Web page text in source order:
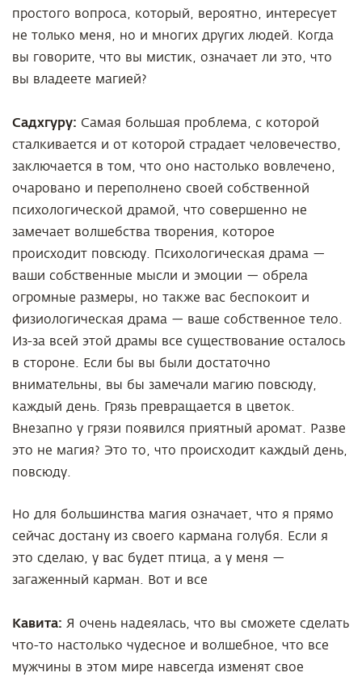
простого вопроса, который, вероятно, интересует
не только меня, но и многих других людей. Когда
вы говорите, что вы мистик, означает ли это, что
вы владеете магией?
Садхгуру: Самая большая проблема, с которой
сталкивается и от которой страдает человечество,
заключается в том, что оно настолько вовлечено,
очаровано и переполнено своей собственной
психологической драмой, что совершенно не
замечает волшебства творения, которое
происходит повсюду. Психологическая драма —
ваши собственные мысли и эмоции — обрела
огромные размеры, но также вас беспокоит и
физиологическая драма — ваше собственное тело.
Из-за всей этой драмы все существование осталось
в стороне. Если бы вы были достаточно
внимательны, вы бы замечали магию повсюду,
каждый день. Грязь превращается в цветок.
Внезапно у грязи появился приятный аромат. Разве
это не магия? Это то, что происходит каждый день,
повсюду.
Но для большинства магия означает, что я прямо
сейчас достану из своего кармана голубя. Если я
это сделаю, у вас будет птица, а у меня —
загаженный карман. Вот и все
Кавита: Я очень надеялась, что вы сможете сделать
что-то настолько чудесное и волшебное, что все
мужчины в этом мире навсегда изменят свое